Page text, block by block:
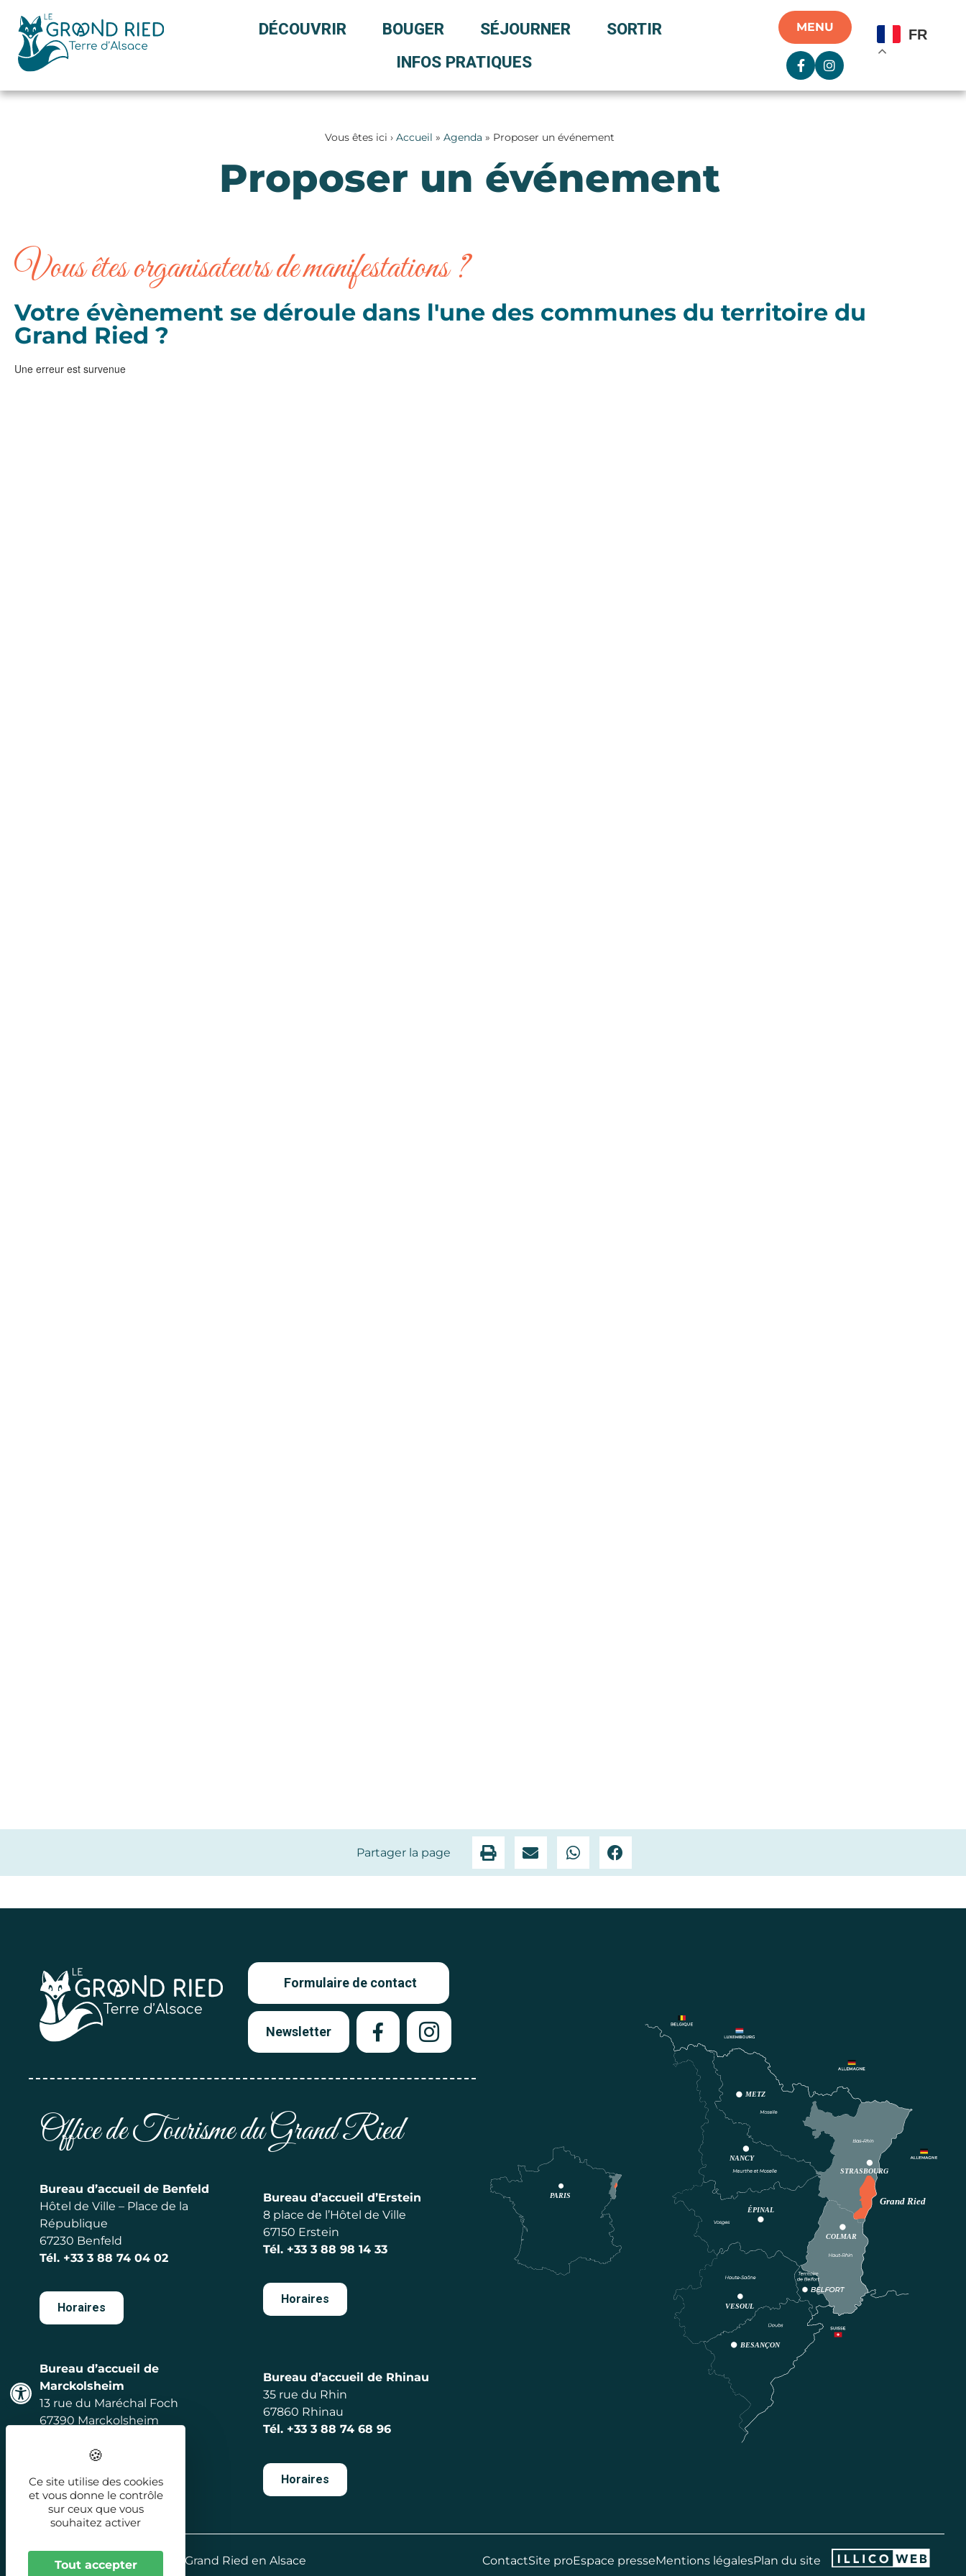
DÉCOUVRIR BOUGER SÉJOURNER
SORTIR
INFOS PRATIQUES
MENU FR
Vous êtes ici › Accueil » Agenda » Proposer un événement
Proposer un événement
Vous êtes organisateurs de manifestations ?
Votre évènement se déroule dans l'une des communes du territoire du
Grand Ried ?
Partager la page
Formulaire de contact
Newsletter
Office de Tourisme du Grand Ried
Bureau d’accueil de Benfeld
Hôtel de Ville – Place de la
République
67230 Benfeld
Tél. +33 3 88 74 04 02
Horaires
Bureau d’accueil d’Erstein
8 place de l’Hôtel de Ville
67150 Erstein
Tél. +33 3 88 98 14 33
Horaires
Bureau d’accueil de
Marckolsheim
13 rue du Maréchal Foch
67390 Marckolsheim
Horaires
Bureau d’accueil de Rhinau
35 rue du Rhin
67860 Rhinau
Tél. +33 3 88 74 68 96
Horaires
2026 - Office de Tourisme Grand Ried en Alsace ContactSite proEspace presseMentions légalesPlan du site
Ce site utilise des cookies
et vous donne le contrôle
sur ceux que vous
souhaitez activer
Tout accepter